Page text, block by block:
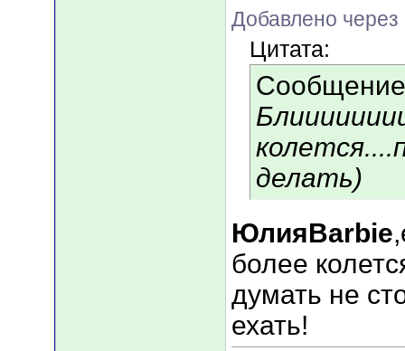
Добавлено через
Цитата:
делать)
ЮлияBarbie
более
думать не
ехать!